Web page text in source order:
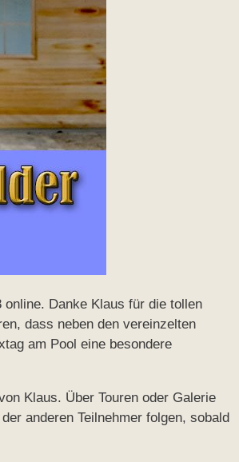
Danke Klaus für die tollen
dass neben den vereinzelten
am Pool eine besondere
Klaus. Über Touren oder Galerie
anderen Teilnehmer folgen, sobald